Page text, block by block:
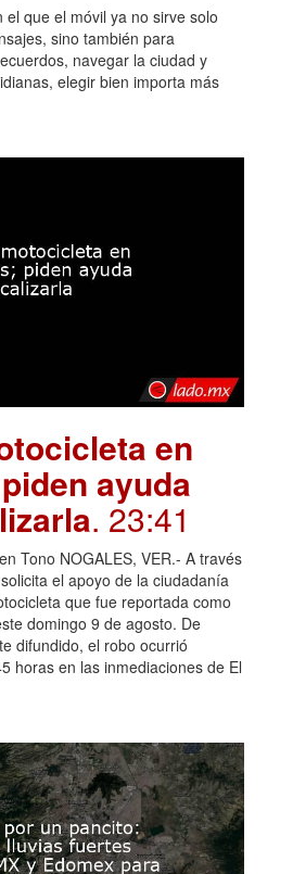
el que el móvil ya no sirve solo
sino también para
navegar la ciudad y
elegir bien importa más
en
ayuda
. 23:41
Tono NOGALES, VER.- A través
el apoyo de la ciudadanía
que fue reportada como
domingo 9 de agosto. De
difundido, el robo ocurrió
horas en las inmediaciones de El